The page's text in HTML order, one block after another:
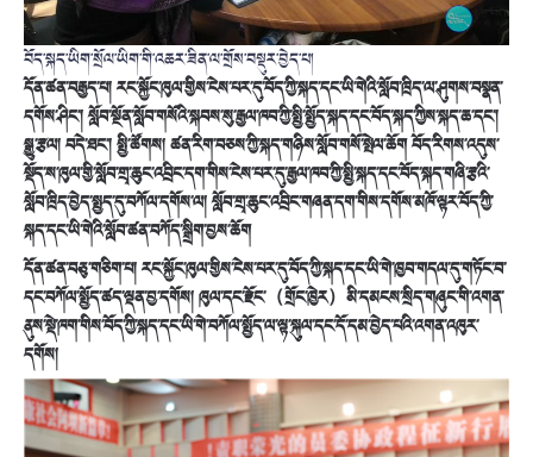
བོད་སྐད་ཡིག་སྲོལ་ཡིག་གི་འཆར་ཟིན་ལ་གྲོས་བསྡུར་བྱེད་པ།
དོན་ཚན་བརྒྱད་པ། རང་སྐྱོང་ཁུལ་གྱིས་ངེས་པར་དུ་བོད་ཀྱི་སྐད་དང་ཡི་གེའི་སློབ་ཁྲིད་ལ་ཤུགས་བསྣན་
དགོས་ཤིང་། སློབ་སྔོན་སློབ་གསོའི་སྐབས་སུ་རྒྱལ་ཁབ་ཀྱི་སྤྱི་སྤྱོད་སྐད་དང་བོད་སྐད་ཀྱིས་སྐད་ཆ་དང་།
སྒྱུ་རྩལ། བདེ་ཐང་། སྤྱི་ཚོགས། ཚན་རིག་བཅས་ཀྱི་སྐད་གཉིས་སློབ་གསོ་སྤེལ་ཆོག བོད་རིགས་འདུས་
སྡོད་ས་ཁུལ་གྱི་སློབ་གྲྭ་ཆུང་འབྲིང་དག་གིས་ངེས་པར་དུ་རྒྱལ་ཁབ་ཀྱི་སྤྱི་སྐད་དང་བོད་སྐད་གཞི་རྩའི་
སློབ་ཁྲིད་བྱེད་སྤྱད་དུ་བཀོལ་དགོས་ལ། སློབ་གྲྭ་ཆུང་འབྲིང་གཞན་དག་གིས་དགོས་མཁོ་ལྟར་བོད་ཀྱི་
སྐད་དང་ཡི་གེའི་སློབ་ཚན་བཀོད་སྒྲིག་བྱས་ཆོག
དོན་ཚན་བཅུ་གཅིག་པ། རང་སྐྱོང་ཁུལ་གྱིས་ངེས་པར་དུ་བོད་ཀྱི་སྐད་དང་ཡི་གེ་ཁྱབ་གདལ་དུ་གཏོང་བ་
དང་བཀོལ་སྤྱོད་ཚད་ལྡན་བྱ་དགོས། ཁུལ་དང་རྫོང་（གྲོང་ཁྱེར）མི་དམངས་སྲིད་གཞུང་གི་འགན་
ནུས་སྡེ་ཁག་གིས་བོད་ཀྱི་སྐད་དང་ཡི་གེ་བཀོལ་སྤྱོད་ལ་ལྟ་སྐུལ་དང་དོ་དམ་བྱེད་པའི་འགན་འཁུར་
དགོས།